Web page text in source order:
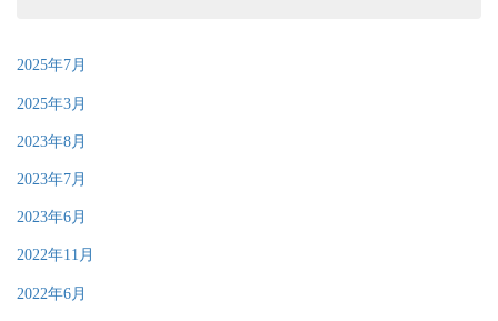
2025年7月
2025年3月
2023年8月
2023年7月
2023年6月
2022年11月
2022年6月